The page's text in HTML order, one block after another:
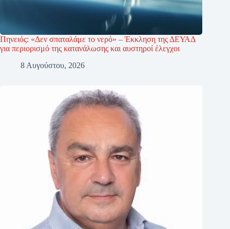
Πηνειός: «Δεν σπαταλάμε το νερό» – Έκκληση της ΔΕΥΑΔ
για περιορισμό της κατανάλωσης και αυστηροί έλεγχοι
8 Αυγούστου, 2026